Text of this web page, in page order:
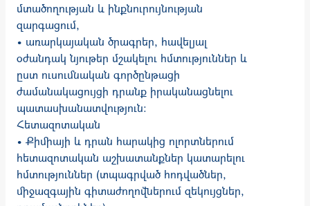
մտածողության և ինքնուրույնության
զարգացում,
• առարկայական ծրագրեր, հավելյալ
օժանդակ նյութեր մշակելու հմտություններ և
ըստ ուսումնական գործընթացի
ժամանակացույցի դրանք իրականացնելու
պատասխանատվություն:
Հետազոտական
• Քիմիայի և դրան հարակից ոլորտներում
հետազոտական աշխատանքներ կատարելու
հմտություններ (տպագրված հոդվածներ,
միջազգային գիտաժողովներում զեկույցներ,